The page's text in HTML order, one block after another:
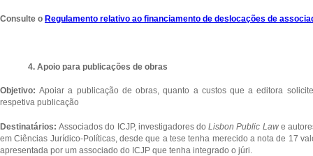
Consulte o Regulamento relativo ao financiamento de deslocações de
4. Apoio para publicações de obras
Objetivo:Apoiar a publicação de obras, quanto a custos que a editora
respetiva publicação
Destinatários:Associados do ICJP, investigadores doLisbon Public Lawe
em Ciências Jurídico-Políticas, desde que a tese tenha merecido a nota de 17
apresentada por um associado do ICJP que tenha integrado o júri.